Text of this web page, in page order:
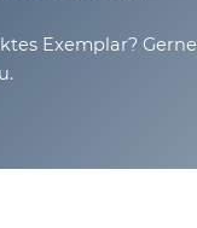
Exemplar? Gerne